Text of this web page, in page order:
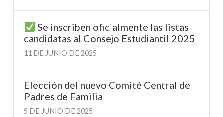
Se inscriben oficialmente las listas
candidatas al Consejo Estudiantil 2025
11 DE JUNIO DE 2025
Elección del nuevo Comité Central de
Padres de Familia
5 DE JUNIO DE 2025